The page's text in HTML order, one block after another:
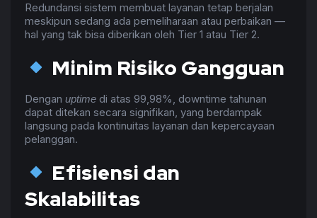
Redundansi sistem membuat layanan tetap berjalan
meskipun sedang ada pemeliharaan atau perbaikan —
hal yang tak bisa diberikan oleh Tier 1 atau Tier 2.
Minim Risiko Gangguan
Dengan uptime di atas 99,98%, downtime tahunan
dapat ditekan secara signifikan, yang berdampak
langsung pada kontinuitas layanan dan kepercayaan
pelanggan.
Efisiensi dan
Skalabilitas